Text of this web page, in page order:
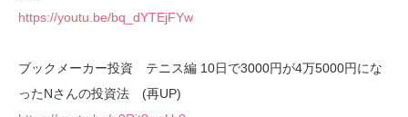
https://youtu.be/bq_dYTEjFYw
ブックメーカー投資 テニス編 10日で3000円が4万5000円にな
ったNさんの投資法 (再UP)